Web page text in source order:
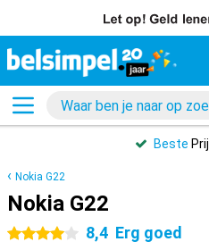
Beste
Nokia G22
Nokia G22
4 sterren 8,4 Erg goed